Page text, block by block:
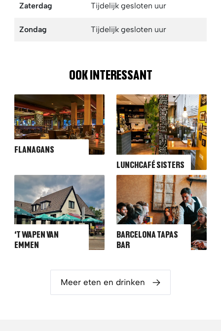
Zaterdag Tijdelijk gesloten uur
Zondag Tijdelijk gesloten uur
OOK INTERESSANT
FLANAGANS
LUNCHCAFÉ SISTERS
‘T WAPEN VAN
EMMEN
BARCELONA TAPAS
BAR
Meer eten en drinken